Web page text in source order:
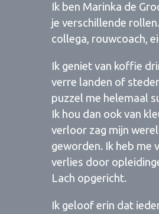
Ik ben Marinka de
je verschillende
collega, rouwcoach,
Ik geniet van koffie
verre landen of
puzzel me helemaal
Ik hou dan ook van
verloor zag mijn
geworden. Ik heb me
verlies door
Lach opgericht.
Ik geloof erin dat